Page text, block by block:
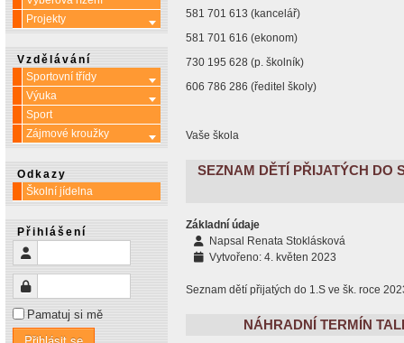
Projekty
Více o: Projekty
Vzdělávání
Sportovní třídy
Více o: Sportovní třídy
Výuka Více o: Výuka
Sport
Zájmové kroužky
Více o: Zájmové kroužky
Odkazy
Školní jídelna
Přihlášení
Heslo
Pamatuj si mě
581 701 613 (kancelář)
581 701 616 (ekonom)
730 195 628 (p. školník)
606 786 286 (ředitel školy)
Vaše škola
SEZNAM DĚTÍ PŘIJATÝCH DO
Základní údaje
Napsal Renata Stoklásková
Vytvořeno: 4. květen 2023
Seznam dětí přijatých do 1.S ve šk. roce
NÁHRADNÍ TERMÍN